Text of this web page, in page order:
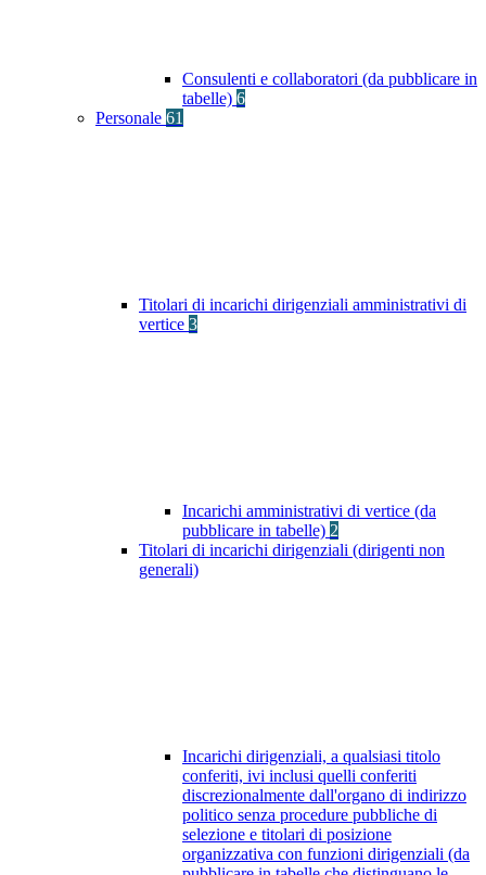
Consulenti e collaboratori (da pubblicare in
tabelle) 6
Personale 61
Titolari di incarichi dirigenziali amministrativi di
vertice 3
Incarichi amministrativi di vertice (da
pubblicare in tabelle) 2
Titolari di incarichi dirigenziali (dirigenti non
generali)
Incarichi dirigenziali, a qualsiasi titolo
conferiti, ivi inclusi quelli conferiti
discrezionalmente dall'organo di indirizzo
politico senza procedure pubbliche di
selezione e titolari di posizione
organizzativa con funzioni dirigenziali (da